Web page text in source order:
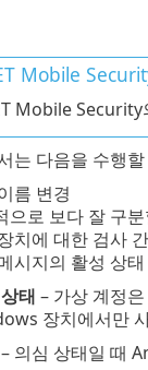
Mobile
Mobile
는 다음을 수행
름 변경
으로 보다 잘 구
치에 대한 검사
시지의 활성 상태
태 – 가상 계정
장치에서만
– 의심 상태일 때